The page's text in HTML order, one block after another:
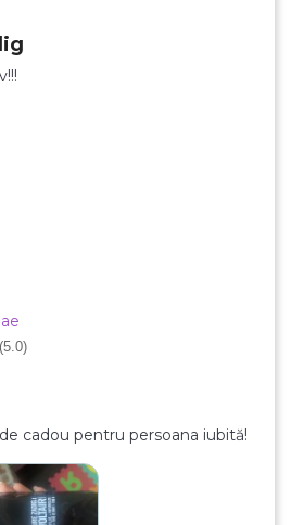
(5.0)
cadou pentru persoana iubită!
de dorinte ×